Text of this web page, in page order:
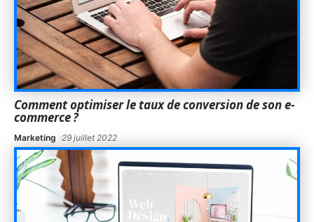
Comment optimiser le taux de conversion de son e-
commerce ?
Marketing 29 juillet 2022